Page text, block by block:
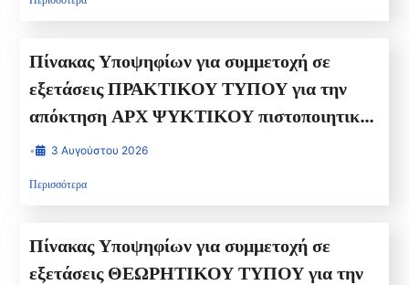
Πίνακας Υποψηφίων για συμμετοχή σε
εξετάσεις ΠΡΑΚΤΙΚΟΥ ΤΥΠΟΥ για την
απόκτηση ΑΡΧ ΨΥΚΤΙΚΟΥ πιστοποιητικού
κατηγορίας ΙΙ για την Τέταρτη 19/8/2026
• 3 Αυγούστου 2026
Περισσότερα
Πίνακας Υποψηφίων για συμμετοχή σε
εξετάσεις ΘΕΩΡΗΤΙΚΟΥ ΤΥΠΟΥ για την